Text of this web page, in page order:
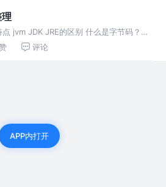
jvm JDK JRE的区别 什么是字节码？
Cpp的区别 基本语法 注释有哪几种形式？
评论
APP内打开